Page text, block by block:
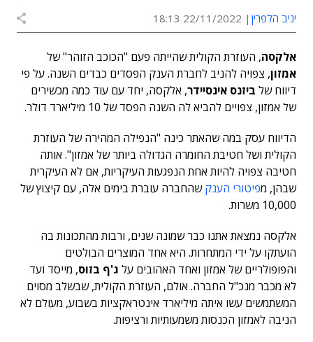
יניב הלפרין 22/11/2022 18:13
אלקסה, העוזרת הקולית שהייתה פעם "הכוכב הזוהר" של
אמזון, צפויה להניב לחברת הענק הפסדים כבדים השנה. על פי
דיווח של ביזנס אינסיידר, אלקסה, יחד עם עוד כמה מכשירים
של אמזון, צפויים להביא לה השנה הפסד של 10 מיליארד דולר.
הדיווח עסק במה שהאתר כינה "הנפילה המהירה של העוזרת
הקולית ושל חטיבת החומרה הגדולה ביותר של אמזון". אותה
חטיבה צפויה להיות אחת הנפגעות העיקריות, אם לא העיקרית
שבהן, מפיטורי הענקשהחברה עוברת בימים אלה, עם קיצוץ של
10,000 משרות.
אלקסה נמצאת אתנו כבר שמונה שנים, ורבות מהתכונות בה
הועתקו על ידי המתחרות. היא אחד המוצרים הבולטים
והפופולריים של אמזון ואחד האהובים על ג'ף בזוס, מייסד ועד
לא מכבר מנכ"ל החברה. אולם, העוזרת הקולית, שבשלב מסוים
המשתמשים עשו איתה מיליארד אינטראקציות בשבוע, מעולם לא
הניבה לאמזון הכנסות משמעותיות ורציפות.